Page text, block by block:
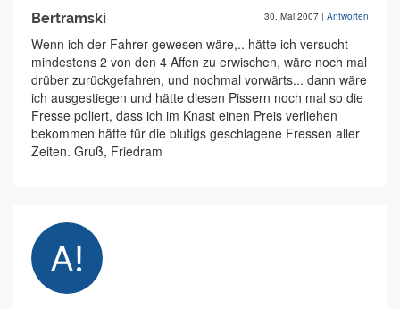
Bertramski 30. Mai 2007 | Antworten
Wenn ich der Fahrer gewesen wäre,.. hätte ich versucht
mindestens 2 von den 4 Affen zu erwischen, wäre noch mal
drüber zurückgefahren, und nochmal vorwärts... dann wäre
ich ausgestiegen und hätte diesen Pissern noch mal so die
Fresse poliert, dass ich im Knast einen Preis verliehen
bekommen hätte für die blutigs geschlagene Fressen aller
Zeiten. Gruß, Friedram